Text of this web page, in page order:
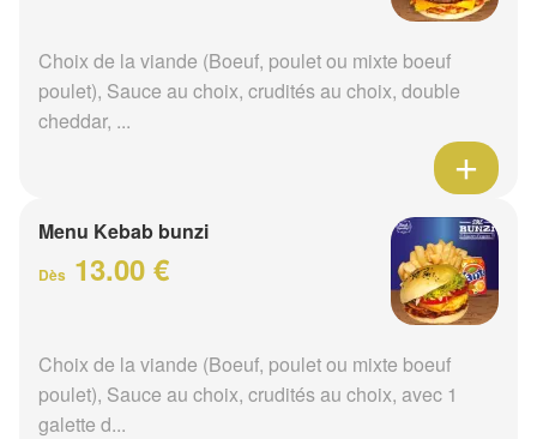
Choix de la viande (Boeuf, poulet ou mixte boeuf
poulet), Sauce au choix, crudités au choix, double
cheddar, ...
Menu Kebab bunzi
Dès 13.00 €
Choix de la viande (Boeuf, poulet ou mixte boeuf
poulet), Sauce au choix, crudités au choix, avec 1
galette d...